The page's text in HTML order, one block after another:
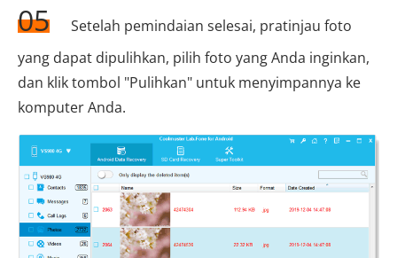
05
Setelah pemindaian selesai, pratinjau foto
yang dapat dipulihkan, pilih foto yang Anda inginkan,
dan klik tombol "Pulihkan" untuk menyimpannya ke
komputer Anda.